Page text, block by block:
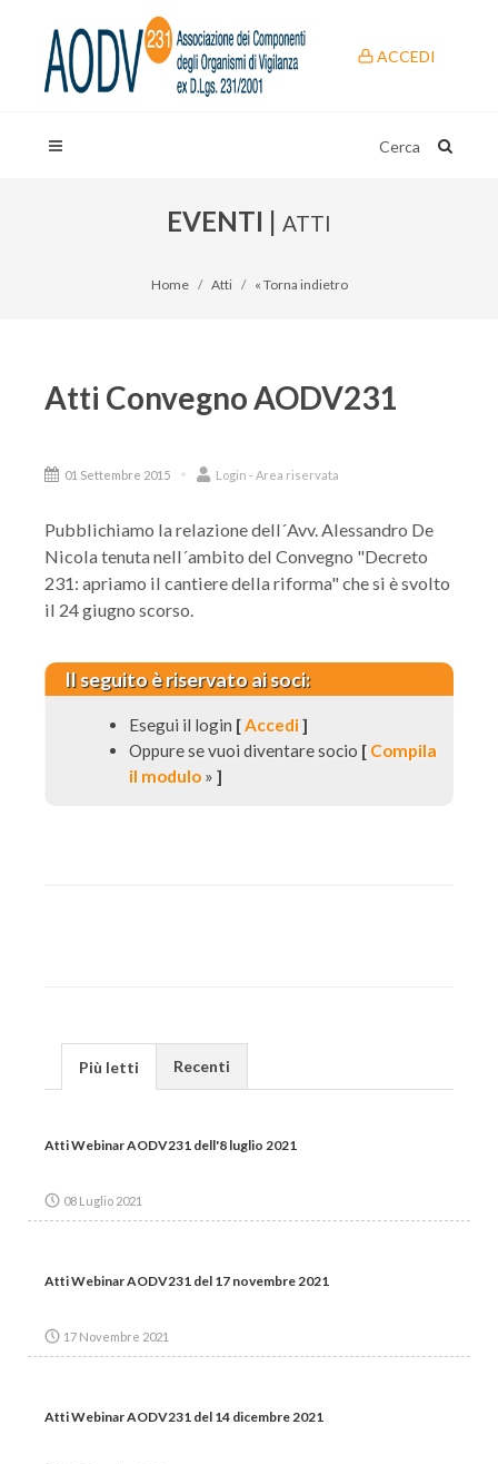
ACCEDI
Cerca
EVENTI | ATTI
Home Atti « Torna indietro
Atti Convegno AODV231
01 Settembre 2015 Login - Area riservata
Pubblichiamo la relazione dell´Avv. Alessandro De
Nicola tenuta nell´ambito del Convegno "Decreto
231: apriamo il cantiere della riforma" che si è svolto
il 24 giugno scorso.
Il seguito è riservato ai soci:
Esegui il login [Accedi]
Oppure se vuoi diventare socio [ Compila
il modulo » ]
Più letti Recenti
Atti Webinar AODV231 dell'8 luglio 2021
08 Luglio 2021
Atti Webinar AODV231 del 17 novembre 2021
17 Novembre 2021
Atti Webinar AODV231 del 14 dicembre 2021